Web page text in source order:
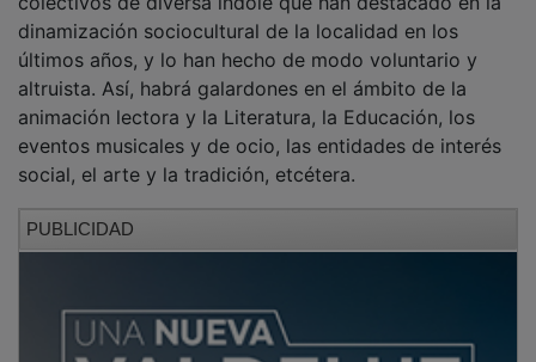
dinamización sociocultural de la localidad en los
últimos años, y lo han hecho de modo voluntario y
altruista. Así, habrá galardones en el ámbito de la
animación lectora y la Literatura, la Educación, los
eventos musicales y de ocio, las entidades de interés
social, el arte y la tradición, etcétera.